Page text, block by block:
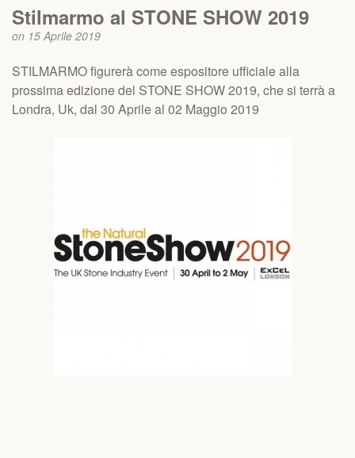
Stilmarmo al STONE SHOW 2019
on 15 Aprile 2019
STILMARMO figurerà come espositore ufficiale alla
prossima edizione del STONE SHOW 2019, che si terrà a
Londra, Uk, dal 30 Aprile al 02 Maggio 2019